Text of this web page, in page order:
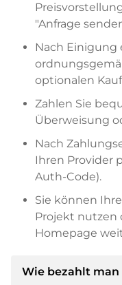
"Anfrage
Nach Einigung
optionalen
Zahlen Sie
Überweisung
Nach
Ihren Provider
Auth-Code).
Sie können
Projekt nutzen
Homepage
Wie bezahlt man